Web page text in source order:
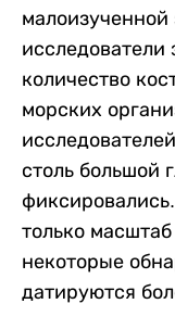
малоизученной
количество
морских
столь большой
только
некоторые
датируются